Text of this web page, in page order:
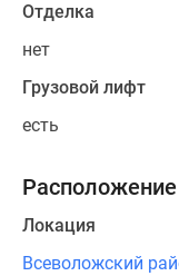
Отделка
нет
Грузовой лифт
есть
Локация
Всеволожский